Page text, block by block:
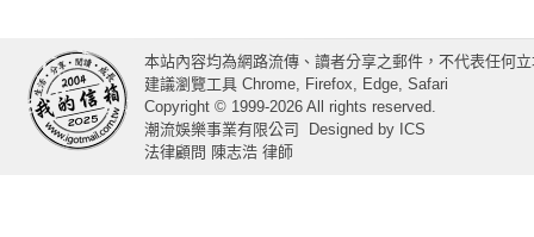
本站內容均為網路流傳、讀者分享之郵件，不代表任何
建議瀏覽工具 Chrome, Firefox, Edge, Safari
Copyright © 1999-2026 All rights reserved.
潮流娛樂事業有限公司
Designed by ICS
法律顧問 陳志浩 律師